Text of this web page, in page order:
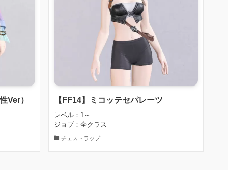
Ver） 【FF14】ミコッテセパレーツ
レベル：1～
ジョブ：全クラス
チェストラップ